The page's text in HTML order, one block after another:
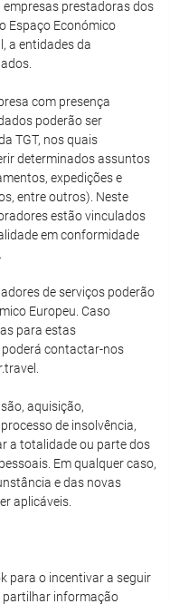
prestadoras dos
Espaço Económico
a entidades da
com presença
poderão ser
TGT, nos quais
determinados assuntos
expedições e
entre outros). Neste
estão vinculados
em conformidade
de serviços poderão
Europeu. Caso
para estas
contactar-nos
aquisição,
de insolvência,
a totalidade ou parte dos
Em qualquer caso,
e das novas
aplicáveis.
para o incentivar a seguir
partilhar informação